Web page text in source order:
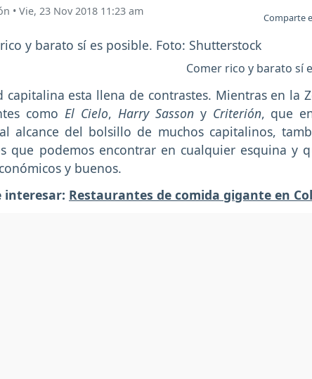
• Vie, 23 Nov 2018 11:23 am Comparte
Comer rico y barato sí
capitalina esta llena de contrastes. Mientras en la
como El Cielo, Harry Sasson y Criterión, que
alcance del bolsillo de muchos capitalinos,
que podemos encontrar en cualquier esquina y
y buenos.
interesar: Restaurantes de comida gigante en